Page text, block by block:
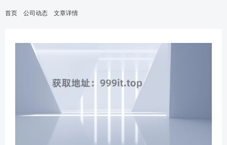
首页 公司动态 文章详情